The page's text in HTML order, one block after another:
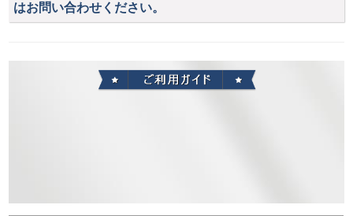
はお問い合わせください。